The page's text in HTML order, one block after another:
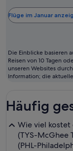
Flüge im Januar
Die Einblicke basieren
Reisen von 10 Tagen
unseren Websites
Information; die
Häufig
Wie viel kostet
(TYS-McGhee
(PHL-